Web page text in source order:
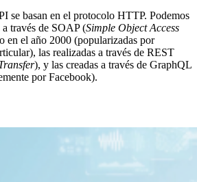
se basan en el protocolo HTTP. Podemos
través de SOAP (Simple Object Access
en el año 2000 (popularizadas por
las realizadas a través de REST
), y las creadas a través de GraphQL
por Facebook).